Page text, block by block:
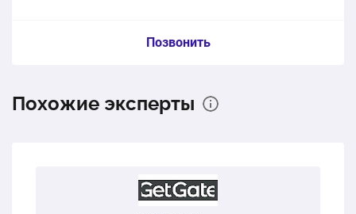
Пункт сметы / Ед. изм. / Цена
1 шт. 86450 ₽
39200 ₽
Позвонить
Похожие эксперты